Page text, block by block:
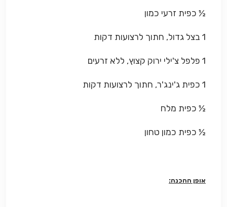
½ כפית זרעי כמון
1 בצל גדול, חתוך לרצועות דקות
1 פלפל צ'ילי ירוק קצוץ, ללא זרעים
1 כפית ג'ינג'ר, חתוך לרצועות דקות
½ כפית מלח
½ כפית כמון טחון
אופן ההכנה: